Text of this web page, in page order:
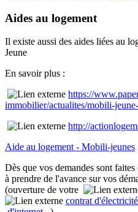
Aides au logement
Il existe aussi des aides liées au
Jeune
En savoir plus :
https://
immobilier/actualites/mobili-
http://
Aide au logement - Mobili-jeunes
Dès que vos demandes sont
à prendre de l'avance sur vos
(ouverture de votre
contrat d'électricité